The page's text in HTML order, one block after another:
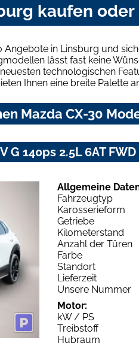
kaufen
Angebote in Linsburg und
lässt fast keine
technologischen
Ihnen eine breite Palette
Mazda CX-30
G 140ps 2.5L 6AT
Allgemeine
Fahrzeugtyp
Karosserieform
Getriebe
Kilometerstand
Anzahl der Türen
Farbe
Standort
Lieferzeit
Unsere Nummer
Motor:
kW / PS
Treibstoff
Hubraum